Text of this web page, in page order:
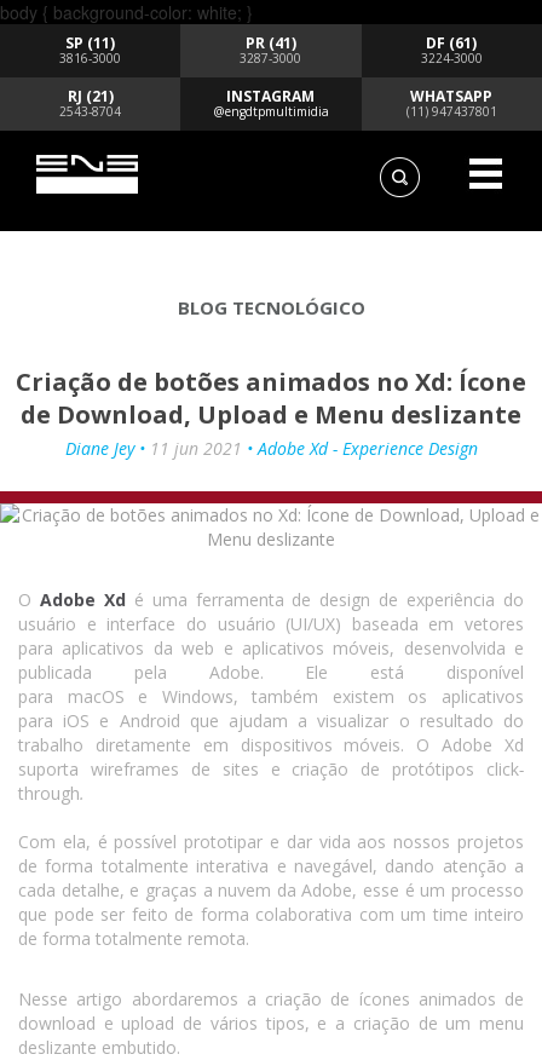
body { background-color: white; }
SP (11)
3816-3000
PR (41)
3287-3000
DF (61)
3224-3000
RJ (21)
2543-8704
INSTAGRAM
@engdtpmultimidia
WHATSAPP
(11) 947437801
BLOG TECNOLÓGICO
Criação de botões animados no Xd: Ícone
de Download, Upload e Menu deslizante
Diane Jey • 11 jun 2021 • Adobe Xd - Experience Design
O Adobe Xd é uma ferramenta de design de experiência do
usuário e interface do usuário (UI/UX) baseada em vetores
para aplicativos da web e aplicativos móveis, desenvolvida e
publicada pela Adobe. Ele está disponível
para macOS e Windows, também existem os aplicativos
para iOS e Android que ajudam a visualizar o resultado do
trabalho diretamente em dispositivos móveis. O Adobe Xd
suporta wireframes de sites e criação de protótipos click-
through.
Com ela, é possível prototipar e dar vida aos nossos projetos
de forma totalmente interativa e navegável, dando atenção a
cada detalhe, e graças a nuvem da Adobe, esse é um processo
que pode ser feito de forma colaborativa com um time inteiro
de forma totalmente remota.
Nesse artigo abordaremos a criação de ícones animados de
download e upload de vários tipos, e a criação de um menu
deslizante embutido.